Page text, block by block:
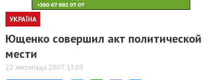
УКРАЇНА
Ющенко совершил акт политической
мести
22 листопада 2007, 13:09